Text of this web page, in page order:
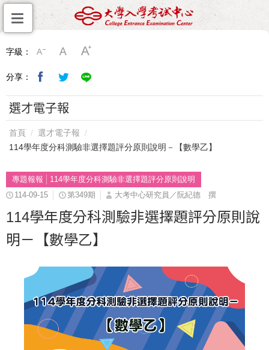
字級：
分享：
選才電子報
首頁
選才電子報
114學年度分科測驗非選擇題評分原則說明－【數學乙】
專題報報
114學年度分科測驗非選擇題評分原則說明
114-09-15
第349期 大考中心研究員／阮紀德 撰
114學年度分科測驗非選擇題評分原則說
明－【數學乙】